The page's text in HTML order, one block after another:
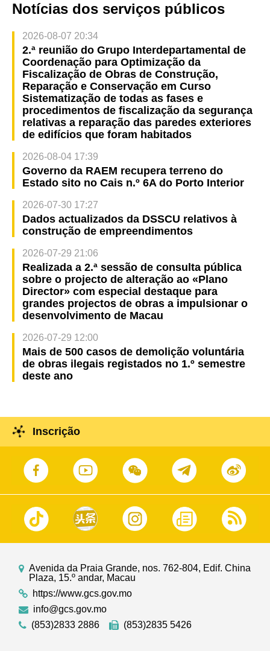
Notícias dos serviços públicos
2026-08-07 20:34
2.ª reunião do Grupo Interdepartamental de
Coordenação para Optimização da
Fiscalização de Obras de Construção,
Reparação e Conservação em Curso
Sistematização de todas as fases e
procedimentos de fiscalização da segurança
relativas a reparação das paredes exteriores
de edifícios que foram habitados
2026-08-04 17:39
Governo da RAEM recupera terreno do
Estado sito no Cais n.º 6A do Porto Interior
2026-07-30 17:27
Dados actualizados da DSSCU relativos à
construção de empreendimentos
2026-07-29 21:06
Realizada a 2.ª sessão de consulta pública
sobre o projecto de alteração ao «Plano
Director» com especial destaque para
grandes projectos de obras a impulsionar o
desenvolvimento de Macau
2026-07-29 12:00
Mais de 500 casos de demolição voluntária
de obras ilegais registados no 1.º semestre
deste ano
Inscrição
Avenida da Praia Grande, nos. 762-804, Edif. China
Plaza, 15.º andar, Macau
https://www.gcs.gov.mo
info@gcs.gov.mo
(853)2833 2886
(853)2835 5426